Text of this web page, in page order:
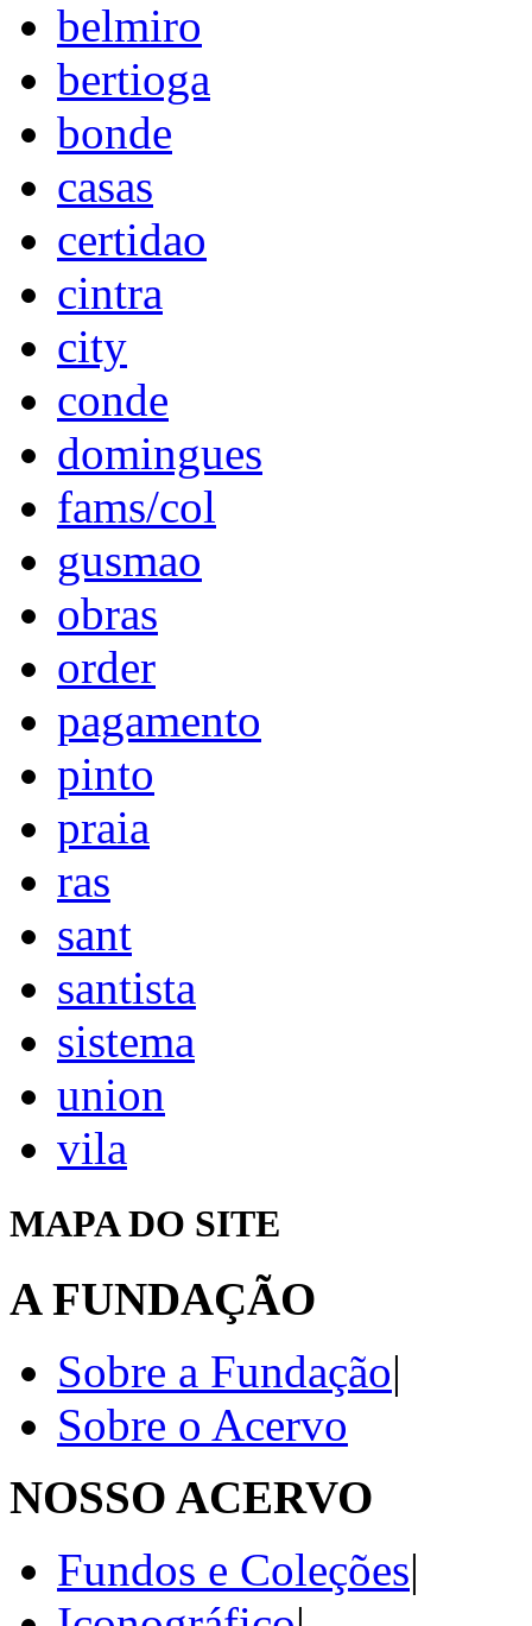
belmiro
bertioga
bonde
casas
certidao
cintra
city
conde
domingues
fams/col
gusmao
obras
order
pagamento
pinto
praia
ras
sant
santista
sistema
union
vila
MAPA DO SITE
A FUNDAÇÃO
Sobre a Fundação|
Sobre o Acervo
NOSSO ACERVO
Fundos e Coleções|